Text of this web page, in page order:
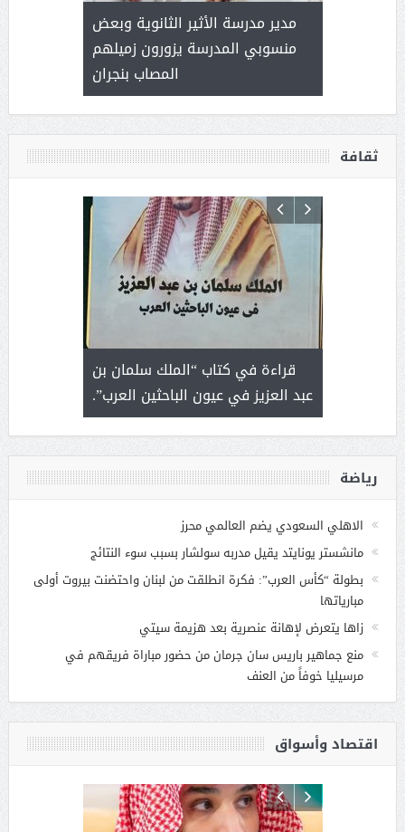
( محمد
مدير مدرسة الأثير الثانوية وبعض
منسوبي المدرسة يزورون زميلهم
المصاب بنجران
) .. ميراث
ثقافة
قراءة في كتاب “الملك سلمان بن
عبد العزيز في عيون الباحثين العرب”.
لايعرف
رياضة
الاهلي السعودي يضم العالمي محرز
مانشستر يونايتد يقيل مدربه سولشار بسبب سوء النتائج
بطولة “كأس العرب”: فكرة انطلقت من لبنان واحتضنت بيروت أولى
مبارياتها
زاها يتعرض لإهانة عنصرية بعد هزيمة سيتي
منع جماهير باريس سان جرمان من حضور مباراة فريقهم في
مرسيليا خوفاً من العنف
اقتصاد وأسواق